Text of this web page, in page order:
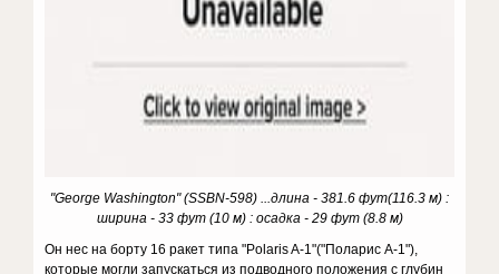
"George Washington" (SSBN-598) ...длина - 381.6 фут(116.3 м) :
ширина - 33 фут (10 м) : осадка - 29 фут (8.8 м)
Он нес на борту 16 ракет типа "Polaris A-1"("Поларис A-1"),
которые могли запускаться из подводного положения с глубин